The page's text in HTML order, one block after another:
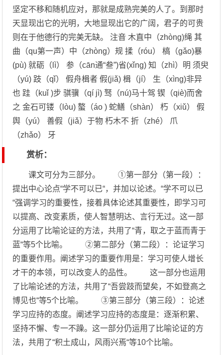
坚定不移和随机应对，那就是成熟完美的人了。到那时
天显现出它的光明，大地显现出它的广阔，君子的可贵
则在于他德行的完美无缺。 注音 木直中（zhòng)绳 其
曲（qu第一声）中（zhòng）规 揉（róu） 槁（gǎo)暴
(pù) 就砺（lì） 参（cān通“叁”)省(xǐng) 知（zhì）明 须臾
（yú) 跂（qǐ） 假舟楫者 假(jiǎ) 楫（jí） 生（xìng)非异
也 跬（kuǐ )步 骐骥（qí jì) 驽（nú)马十驾 锲（qiè)而舍
之 金石可镂（lòu) 螯（áo ) 蛇鳝（shàn） 朽（xiǔ） 假
舆（yú） 善假（jiǎ）于物 朽木不 折（zhé） 爪
（zhǎo） 牙
赏析：
课文可分为三部分。 ①第一部分（第一段）：
提出中心论点“学不可以已“，并加以论述。“学不可以已
“强调学习的重要性，接着具体论述其重要性，即学习可
以提高、改变素质，使人智慧明达、言行无过。这一部
分运用了比喻论证的方法，共用了“青，取之于蓝而青于
蓝“等5个比喻。 ②第二部分（第二段）：论证学习
的重要作用。阐述学习的重要作用是：学习可使人增长
才干的本领，可以改变人的品性。 这一部分也运用
了比喻论述的方法，共用了“吾尝跂而望矣，不如登高之
博见也“等5个比喻。 ③第三部分（第三段）：论述
学习应持的态度。阐述学习应持的态度是：逐渐积累、
坚持不懈、专一不躁。这一部分仍运用了比喻论证的方
法，共用了“积土成山，风雨兴焉“等10个比喻。